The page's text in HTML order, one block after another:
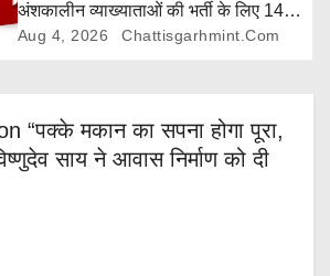
अंशकालीन व्याख्याताओं की भर्ती के लिए 14
अगस्त तक आवेदन आमंत्रित
Aug 4, 2026 Chattisgarhmint.com
“पक्के मकान का सपना होगा पूरा,
साय ने आवास निर्माण को दी